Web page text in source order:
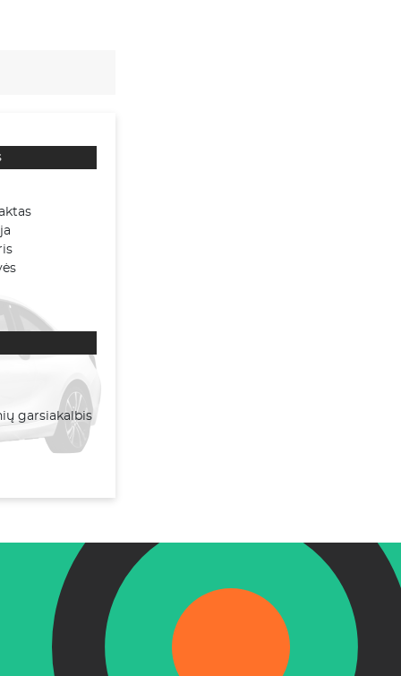
garsiakalbis